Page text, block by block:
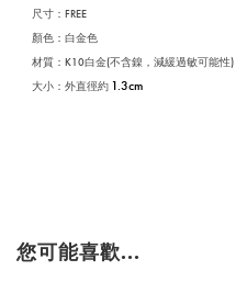
尺寸：FREE
顏色：白金色
材質：K10白金(不含鎳，減緩過敏可能性)
大小：外直徑約 1.3cm
您可能喜歡...